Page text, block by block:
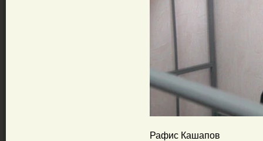
Рафис Кашапов